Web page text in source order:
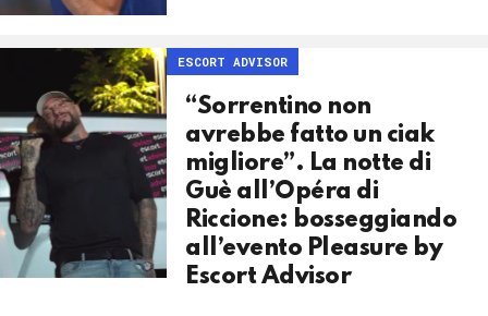
ESCORT ADVISOR
“Sorrentino non
avrebbe fatto un ciak
migliore”. La notte di
Guè all’Opéra di
Riccione: bosseggiando
all’evento Pleasure by
Escort Advisor